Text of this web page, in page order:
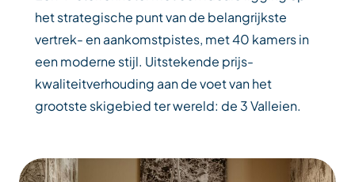
het strategische punt van de belangrijkste
vertrek- en aankomstpistes, met 40 kamers in
een moderne stijl. Uitstekende prijs-
kwaliteitverhouding aan de voet van het
grootste skigebied ter wereld: de 3 Valleien.